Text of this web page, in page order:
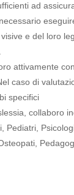
ad
e del loro
attivamente
caso di
specifici
collaboro
Pediatri,